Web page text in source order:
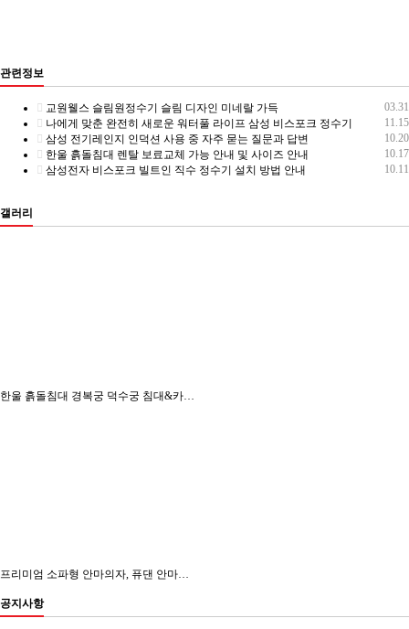
관련정보
03.31
교원웰스 슬림원정수기 슬림 디자인 미네랄 가득
11.15
나에게 맞춘 완전히 새로운 워터풀 라이프 삼성 비스포크 정수기
10.20
삼성 전기레인지 인덕션 사용 중 자주 묻는 질문과 답변
10.17
한울 흙돌침대 렌탈 보료교체 가능 안내 및 사이즈 안내
10.11
삼성전자 비스포크 빌트인 직수 정수기 설치 방법 안내
갤러리
한울 흙돌침대 경복궁 덕수궁 침대&카우치
공지사항